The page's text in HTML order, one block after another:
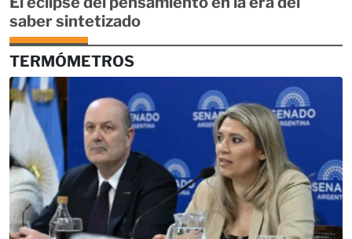
saber sintetizado
TERMÓMETROS